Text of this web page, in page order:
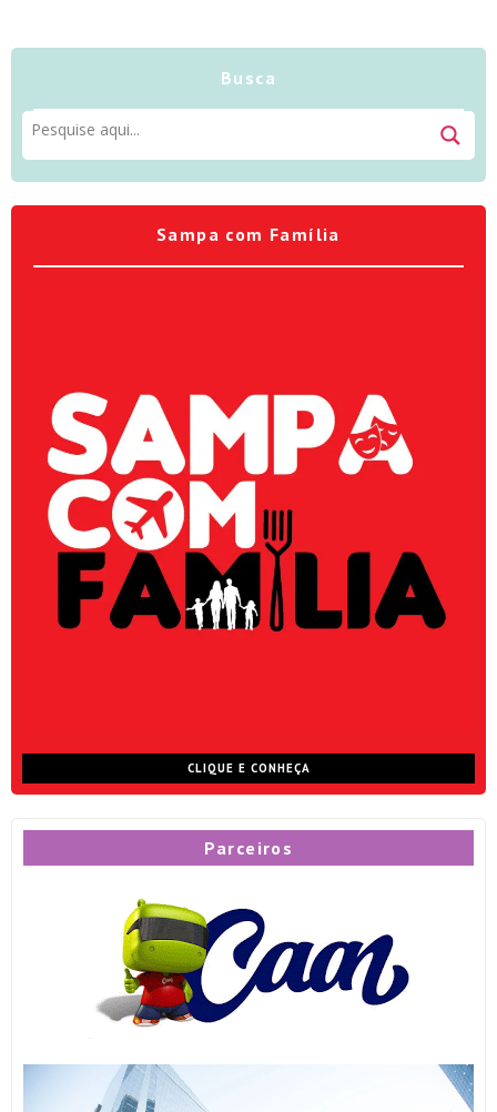
Busca
Sampa com Família
CLIQUE E CONHEÇA
Parceiros